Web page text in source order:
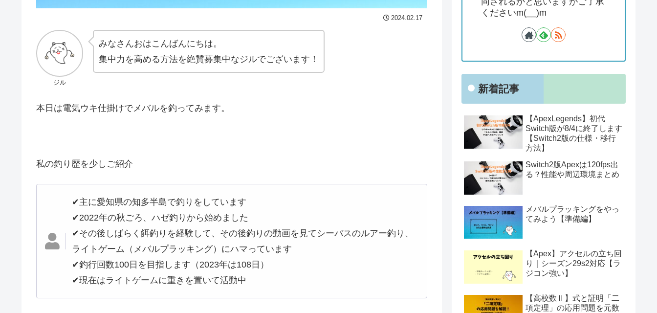
2024.02.17
ジル
みなさんおはこんばんにちは。
集中力を高める方法を絶賛募集中なジルでございます！
本日は電気ウキ仕掛けでメバルを釣ってみます。
私の釣り歴を少しご紹介
✔︎主に愛知県の知多半島で釣りをしています
✔︎2022年の秋ごろ、ハゼ釣りから始めました
✔︎その後しばらく餌釣りを経験して、その後釣りの動画を見てシーバスのルアー釣り、
ライトゲーム（メバルプラッキング）にハマっています
✔︎釣行回数100日を目指します（2023年は108日）
✔︎現在はライトゲームに重きを置いて活動中
くださいm(__)m
新着記事
【ApexLegends】初代
Switch版が8/4に終了します
【Switch2版の仕様・移行
方法】
Switch2版Apexは120fps出
る？性能や周辺環境まとめ
メバルプラッキングをやっ
てみよう【準備編】
【Apex】アクセルの立ち回
り｜シーズン29s2対応【ラ
ジコン強い】
【高校数Ⅱ】式と証明「二
項定理」の応用問題を元数